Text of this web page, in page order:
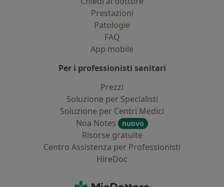
Prestazioni
Patologie
FAQ
App mobile
Per i professionisti sanitari
Prezzi
Soluzione per Specialisti
Soluzione per Centri Medici
Noa Notes
nuovo
Risorse gratuite
Centro Assistenza per Professionisti
HireDoc
MioDottore - Homepage